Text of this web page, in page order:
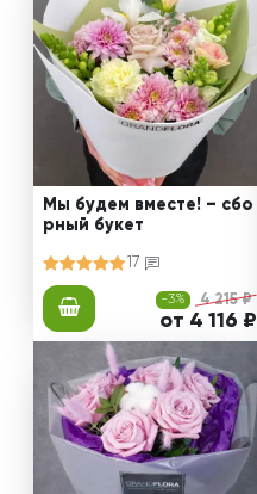
Мы будем вместе! – сбо
рный букет
17
-3% 4 215 ₽
от 4 116 ₽